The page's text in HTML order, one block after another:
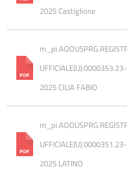
2025 Castiglione
2025 CILIA FABIO
2025 LATINO